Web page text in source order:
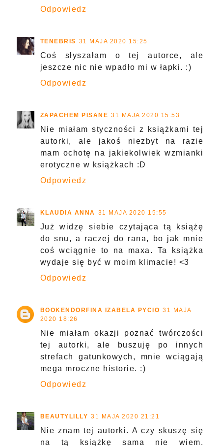
Odpowiedz
TENEBRIS 31 MAJA 2020 15:25
Coś słyszałam o tej autorce, ale
jeszcze nic nie wpadło mi w łapki. :)
Odpowiedz
ZAPACHEM PISANE 31 MAJA 2020 15:53
Nie miałam styczności z książkami tej
autorki, ale jakoś niezbyt na razie
mam ochotę na jakiekolwiek wzmianki
erotyczne w książkach :D
Odpowiedz
KLAUDIA ANNA 31 MAJA 2020 15:55
Już widzę siebie czytająca tą książę
do snu, a raczej do rana, bo jak mnie
coś wciągnie to na maxa. Ta książka
wydaje się być w moim klimacie! <3
Odpowiedz
BOOKENDORFINA IZABELA PYCIO 31 MAJA
2020 18:26
Nie miałam okazji poznać twórczości
tej autorki, ale buszuję po innych
strefach gatunkowych, mnie wciągają
mega mroczne historie. :)
Odpowiedz
BEAUTYLILLY 31 MAJA 2020 21:21
Nie znam tej autorki. A czy skuszę się
na tą książkę sama nie wiem.